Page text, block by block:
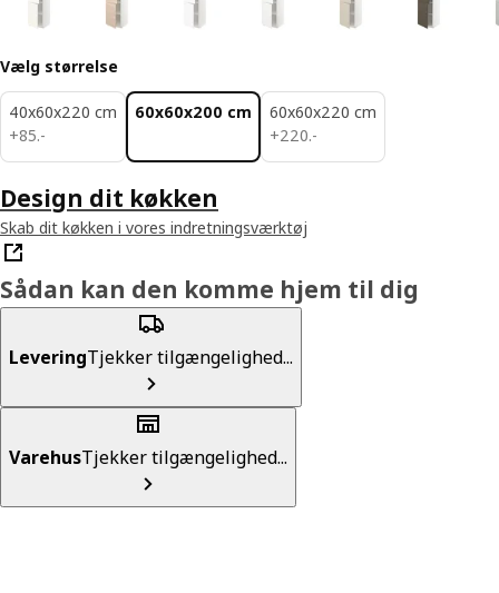
Vælg størrelse
40x60x220 cm
+85.-
85.-
60x60x200 cm
60x60x220 cm
+220.-
220.-
Design dit køkken
Skab dit køkken i vores indretningsværktøj
Sådan kan den komme hjem til dig
LeveringTjekker tilgængelighed...
VarehusTjekker tilgængelighed...